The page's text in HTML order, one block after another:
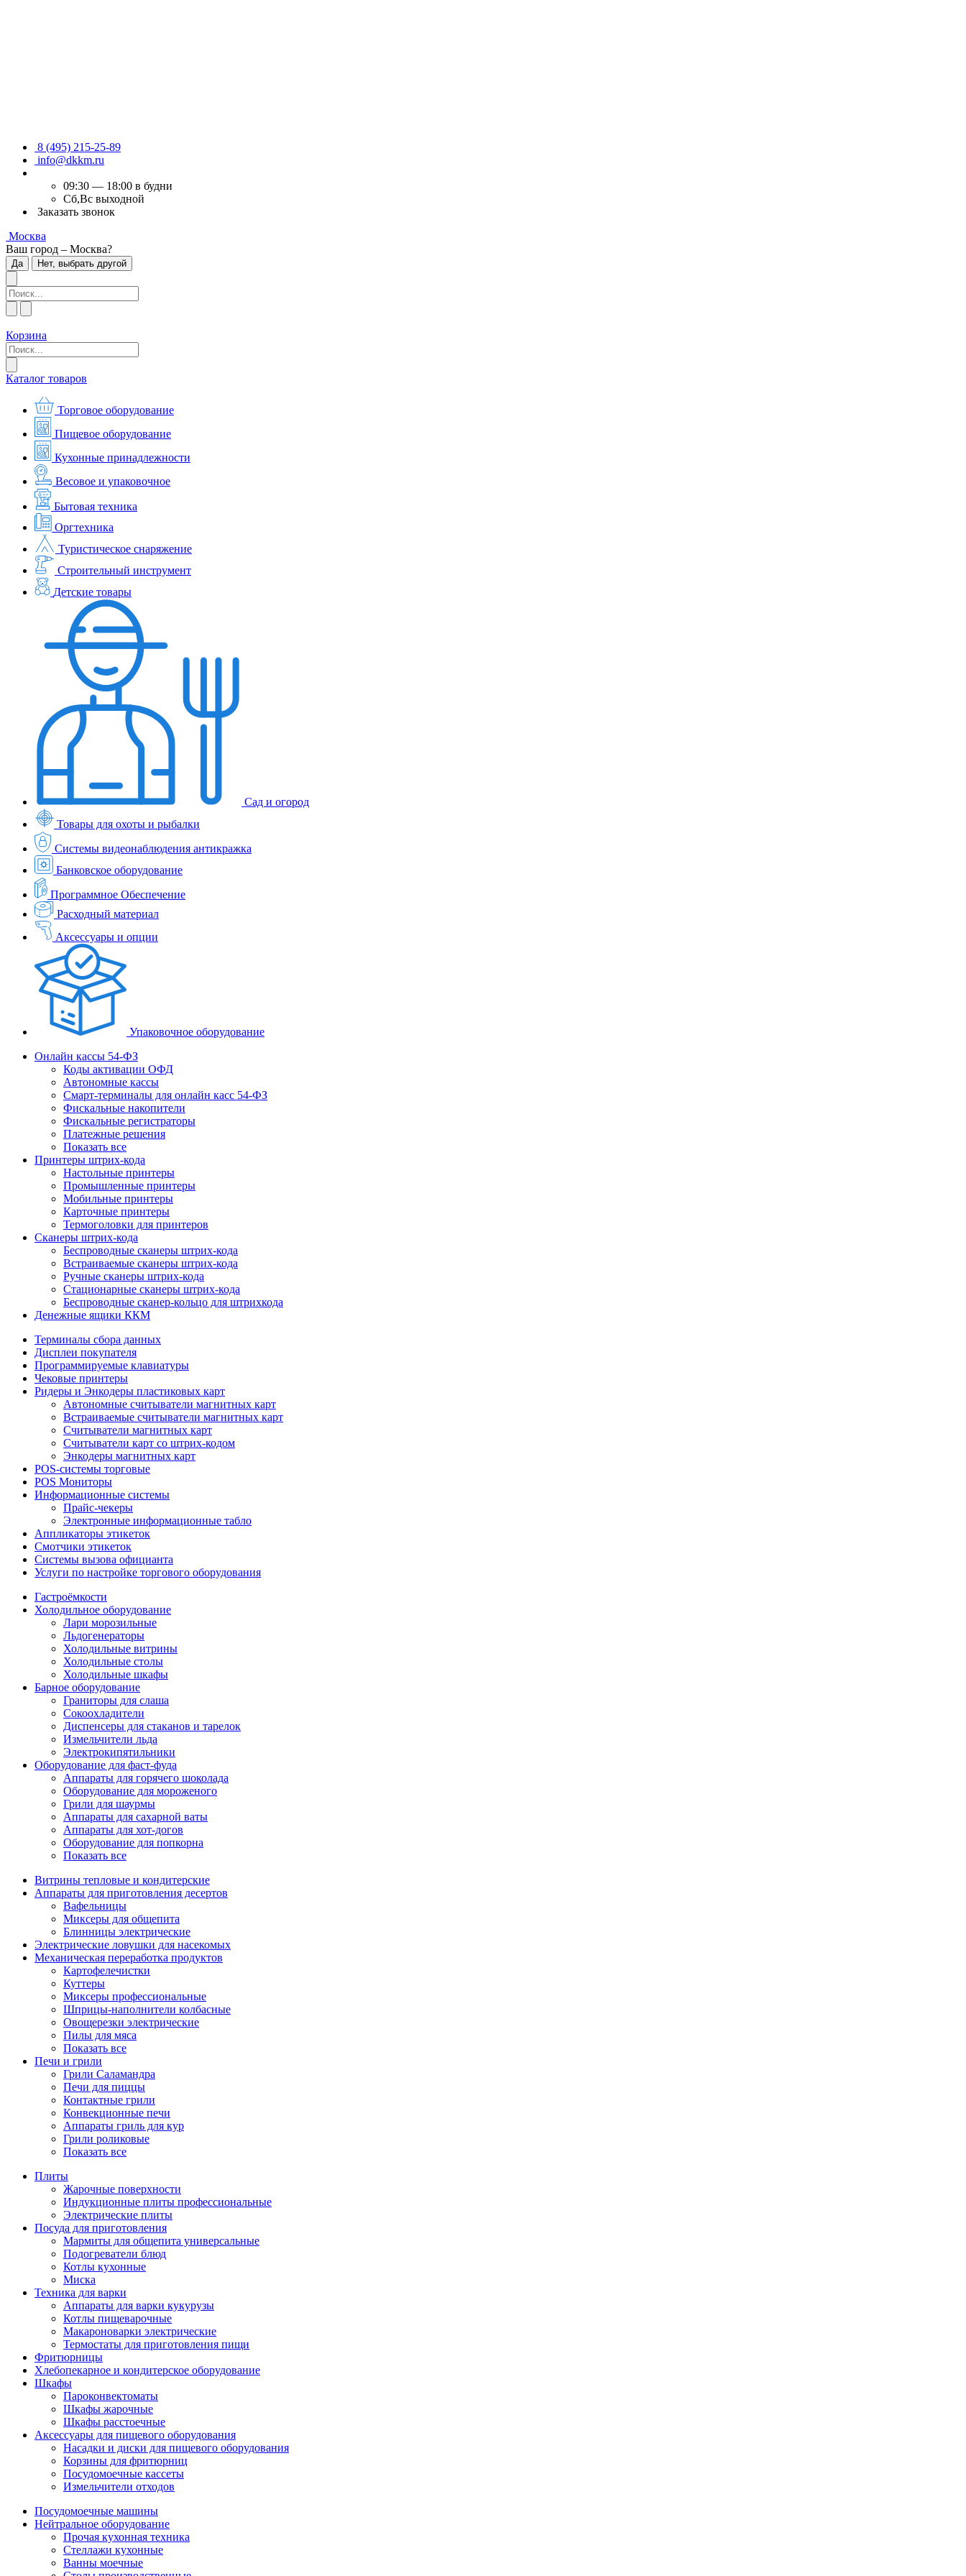
8 (495) 215-25-89
info@dkkm.ru
09:30 — 18:00 в будни
Сб,Вс выходной
Заказать звонок
Москва
Ваш город – Москва?
Да Нет, выбрать другой
Корзина
Каталог товаров
Торговое оборудование
Пищевое оборудование
Кухонные принадлежности
Весовое и упаковочное
Бытовая техника
Оргтехника
Туристическое снаряжение
Строительный инструмент
Детские товары
Сад и огород
Товары для охоты и рыбалки
Системы видеонаблюдения антикражка
Банковское оборудование
Программное Обеспечение
Расходный материал
Аксессуары и опции
Упаковочное оборудование
Онлайн кассы 54-ФЗ
Коды активации ОФД
Автономные кассы
Смарт-терминалы для онлайн касс 54-ФЗ
Фискальные накопители
Фискальные регистраторы
Платежные решения
Показать все
Принтеры штрих-кода
Настольные принтеры
Промышленные принтеры
Мобильные принтеры
Карточные принтеры
Термоголовки для принтеров
Сканеры штрих-кода
Беспроводные сканеры штрих-кода
Встраиваемые сканеры штрих-кода
Ручные сканеры штрих-кода
Стационарные сканеры штрих-кода
Беспроводные сканер-кольцо для штрихкода
Денежные ящики ККМ
Терминалы сбора данных
Дисплеи покупателя
Программируемые клавиатуры
Чековые принтеры
Ридеры и Энкодеры пластиковых карт
Автономные считыватели магнитных карт
Встраиваемые считыватели магнитных карт
Считыватели магнитных карт
Считыватели карт со штрих-кодом
Энкодеры магнитных карт
POS-системы торговые
POS Мониторы
Информационные системы
Прайс-чекеры
Электронные информационные табло
Аппликаторы этикеток
Смотчики этикеток
Системы вызова официанта
Услуги по настройке торгового оборудования
Гастроёмкости
Холодильное оборудование
Лари морозильные
Льдогенераторы
Холодильные витрины
Холодильные столы
Холодильные шкафы
Барное оборудование
Граниторы для слаша
Сокоохладители
Диспенсеры для стаканов и тарелок
Измельчители льда
Электрокипятильники
Оборудование для фаст-фуда
Аппараты для горячего шоколада
Оборудование для мороженого
Грили для шаурмы
Аппараты для сахарной ваты
Аппараты для хот-догов
Оборудование для попкорна
Показать все
Витрины тепловые и кондитерские
Аппараты для приготовления десертов
Вафельницы
Миксеры для общепита
Блинницы электрические
Электрические ловушки для насекомых
Механическая переработка продуктов
Картофелечистки
Куттеры
Миксеры профессиональные
Шприцы-наполнители колбасные
Овощерезки электрические
Пилы для мяса
Показать все
Печи и грили
Грили Саламандра
Печи для пиццы
Контактные грили
Конвекционные печи
Аппараты гриль для кур
Грили роликовые
Показать все
Плиты
Жарочные поверхности
Индукционные плиты профессиональные
Электрические плиты
Посуда для приготовления
Мармиты для общепита универсальные
Подогреватели блюд
Котлы кухонные
Миска
Техника для варки
Аппараты для варки кукурузы
Котлы пищеварочные
Макароноварки электрические
Термостаты для приготовления пищи
Фритюрницы
Хлебопекарное и кондитерское оборудование
Шкафы
Пароконвектоматы
Шкафы жарочные
Шкафы расстоечные
Аксессуары для пищевого оборудования
Насадки и диски для пищевого оборудования
Корзины для фритюрниц
Посудомоечные кассеты
Измельчители отходов
Посудомоечные машины
Нейтральное оборудование
Прочая кухонная техника
Стеллажи кухонные
Ванны моечные